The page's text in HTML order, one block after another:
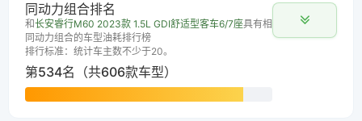
同动力组合排名
和长安睿行M60 2023款 1.5L GDI舒适型客车6/7座具有相
同动力组合的车型油耗排行榜
排行标准：统计车主数不少于20。
第534名（共606款车型）